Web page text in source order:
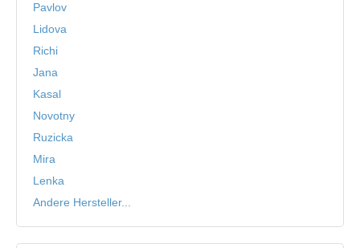
Pavlov
Lidova
Richi
Jana
Kasal
Novotny
Ruzicka
Mira
Lenka
Andere Hersteller...